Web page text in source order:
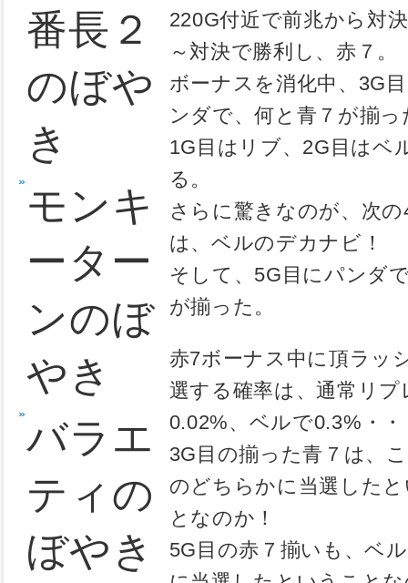
やき
北斗の
拳 転
生の章
のぼや
き
押忍！
引き戻した
あっけなく
今回は、
に、この時
156G。
根拠は無い
台は出そう
ただ、そ
も多いし、
もある。
まだ午前中
ってみるこ